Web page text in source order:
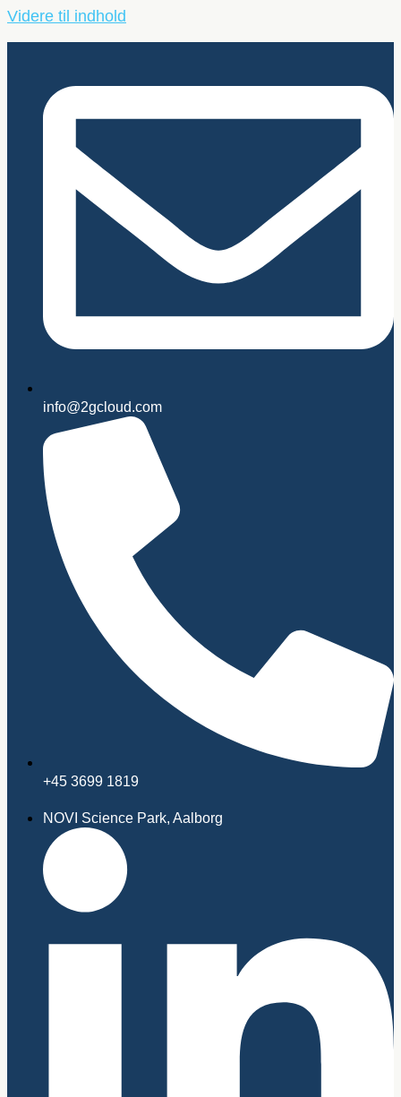
Videre til indhold
info@2gcloud.com
+45 3699 1819
NOVI Science Park, Aalborg